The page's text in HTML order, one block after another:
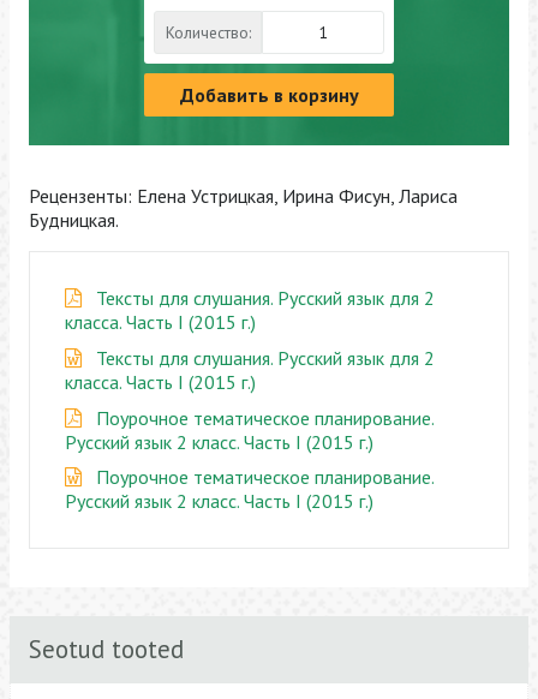
Количество:
Добавить в корзину
Рецензенты: Елена Устрицкая, Ирина Фисун, Лариса
Будницкая.
Тексты для слушания. Русский язык для 2
класса. Часть I (2015 г.)
Тексты для слушания. Русский язык для 2
класса. Часть I (2015 г.)
Поурочное тематическое планирование.
Русский язык 2 класс. Часть I (2015 г.)
Поурочное тематическое планирование.
Русский язык 2 класс. Часть I (2015 г.)
Seotud tooted